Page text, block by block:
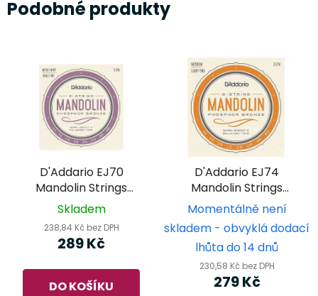
Podobné produkty
D'Addario EJ70
Mandolin Strings
Med/Light - struny na
Skladem
238,84 Kč bez DPH
289 Kč
DO KOŠÍKU
D'Addario EJ74
Mandolin Strings
Medium - struny na
mandolínu
Momentálně není
skladem - obvyklá dodací
lhůta do 14 dnů
230,58 Kč bez DPH
279 Kč